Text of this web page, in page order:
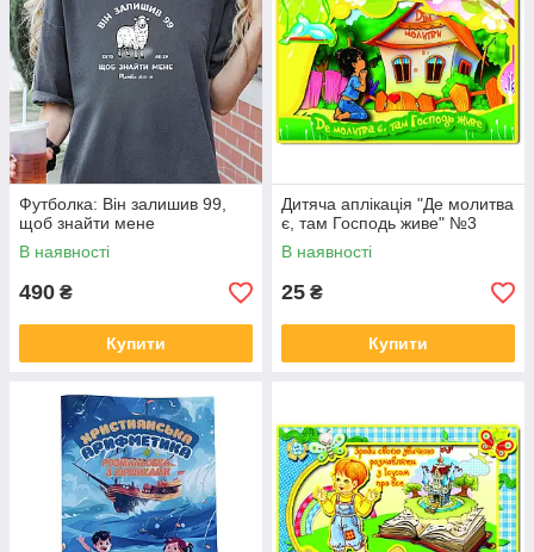
Футболка: Він залишив 99,
щоб знайти мене
В наявності
490 ₴
Купити
Дитяча аплікація "Де молитва
є, там Господь живе" №3
В наявності
25 ₴
Купити